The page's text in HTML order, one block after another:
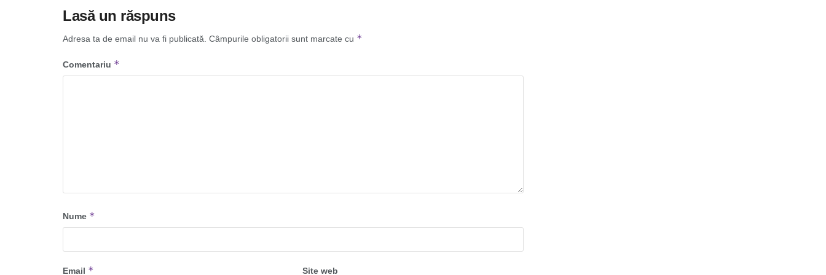
Lasă un răspuns
Adresa ta de email nu va fi publicată. Câmpurile obligatorii sunt marcate cu *
Comentariu *
Nume *
Email * Site web